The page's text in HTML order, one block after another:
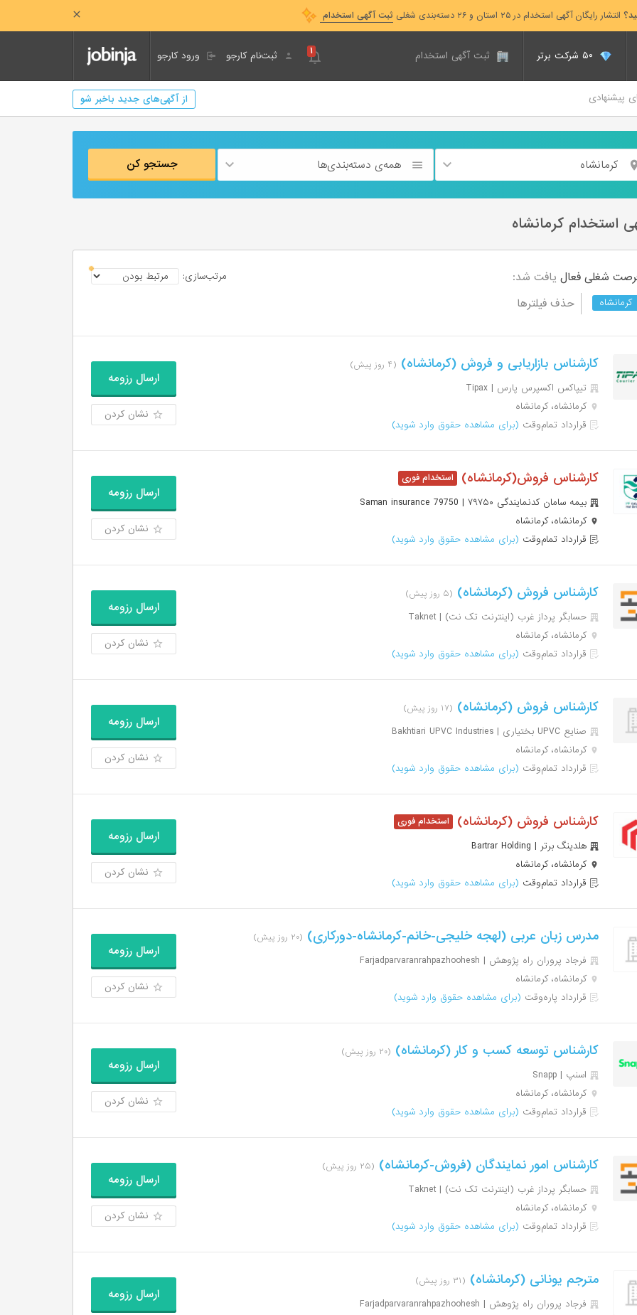
انتشار رایگان آگهی استخدام در ۲۵ استان و ۲۶ دسته‌بندی شغلی ثبت آگهی استخدام
ثبت آگهی استخدام ورود کارجو ثبت‌نام کارجو ۱
پیشنهادی از آگهی‌های جدید باخبر شو
کرمانشاه همه‌ی دسته‌بندی‌ها جستجو کن
استخدام کرمانشاه
فعال یافت شد:
مرتب‌سازی:
کرمانشاه
حذف فیلترها
کارشناس بازاریابی و فروش (کرمانشاه) (۴ روز پیش)
تیپاکس اکسپرس پارس | Tipax
کرمانشاه، کرمانشاه
قرارداد تمام‌وقت (برای مشاهده حقوق وارد شوید)
ارسال رزومه
نشان کردن
کارشناس فروش(کرمانشاه)
بیمه سامان کدنمایندگی ۷۹۷۵۰ | Saman insurance 79750
کرمانشاه، کرمانشاه
قرارداد تمام‌وقت (برای مشاهده حقوق وارد شوید)
ارسال رزومه
نشان کردن
کارشناس فروش (کرمانشاه) (۵ روز پیش)
حسابگر پرداز غرب (اینترنت تک نت) | Taknet
کرمانشاه، کرمانشاه
قرارداد تمام‌وقت (برای مشاهده حقوق وارد شوید)
ارسال رزومه
نشان کردن
کارشناس فروش (کرمانشاه) (۱۷ روز پیش)
صنایع UPVC بختیاری | Bakhtiari UPVC Industries
کرمانشاه، کرمانشاه
قرارداد تمام‌وقت (برای مشاهده حقوق وارد شوید)
ارسال رزومه
نشان کردن
کارشناس فروش (کرمانشاه)
هلدینگ برتر | Bartrar Holding
کرمانشاه، کرمانشاه
قرارداد تمام‌وقت (برای مشاهده حقوق وارد شوید)
ارسال رزومه
نشان کردن
مدرس زبان عربی (لهجه خلیجی-خانم-کرمانشاه-دورکاری) (۲۰ روز پیش)
فرجاد پروران راه پژوهش | Farjadparvaranrahpazhoohesh
کرمانشاه، کرمانشاه
قرارداد پاره‌وقت (برای مشاهده حقوق وارد شوید)
ارسال رزومه
نشان کردن
کارشناس توسعه کسب و کار (کرمانشاه) (۲۰ روز پیش)
اسنپ | Snapp
کرمانشاه، کرمانشاه
قرارداد تمام‌وقت (برای مشاهده حقوق وارد شوید)
ارسال رزومه
نشان کردن
کارشناس امور نمایندگان (فروش-کرمانشاه) (۲۵ روز پیش)
حسابگر پرداز غرب (اینترنت تک نت) | Taknet
کرمانشاه، کرمانشاه
قرارداد تمام‌وقت (برای مشاهده حقوق وارد شوید)
ارسال رزومه
نشان کردن
مترجم یونانی (کرمانشاه) (۳۱ روز پیش)
فرجاد پروران راه پژوهش | Farjadparvaranrahpazhoohesh
ارسال رزومه